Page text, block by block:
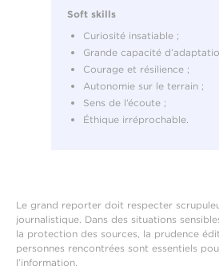
Soft skills
Curiosité insatiable ;
Grande capacité
Courage et résilience ;
Autonomie sur le terrain ;
Sens de l’écoute ;
Éthique irréprochable.
Le grand reporter doit respecter
journalistique. Dans des situations
la protection des sources, la prudence
personnes rencontrées sont essentiels
l’information.